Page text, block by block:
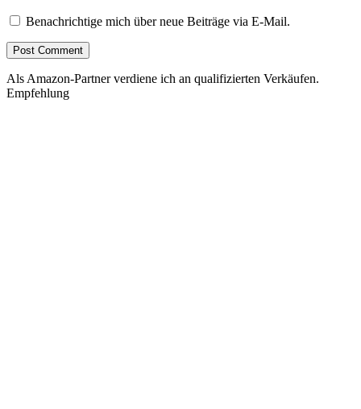
Benachrichtige mich über neue Beiträge via E-Mail.
Als Amazon-Partner verdiene ich an qualifizierten Verkäufen.
Empfehlung